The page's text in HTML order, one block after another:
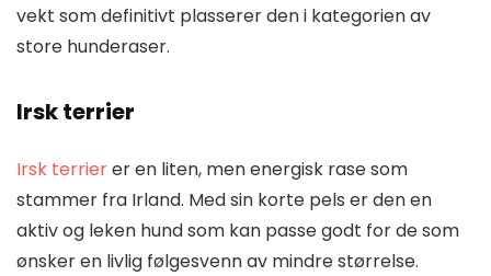
vekt som definitivt plasserer den i kategorien av
store hunderaser.
Irsk terrier
Irsk terrierer en liten, men energisk rase som
stammer fra Irland. Med sin korte pels er den en
aktiv og leken hund som kan passe godt for de som
ønsker en livlig følgesvenn av mindre størrelse.